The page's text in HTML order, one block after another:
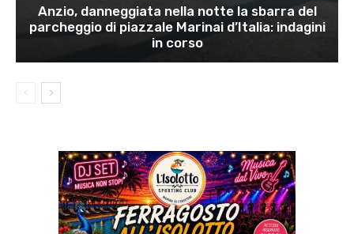
Anzio, danneggiata nella notte la sbarra del
parcheggio di piazzale Marinai d’Italia: indagini
in corso